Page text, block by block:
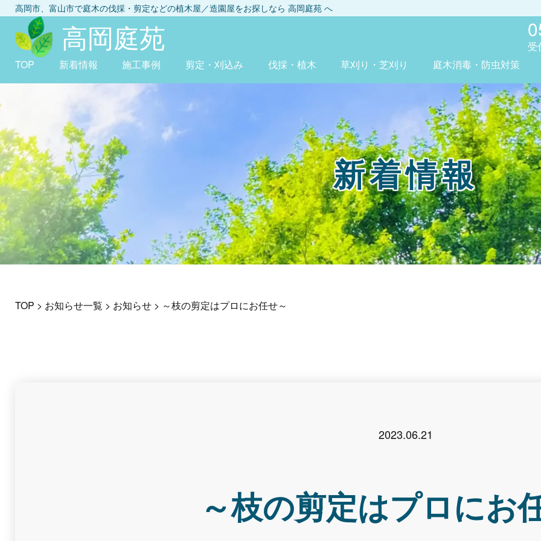
高岡市、富山市で庭木の伐採・剪定などの植木屋／造園屋をお探しなら 高岡庭苑 へ
高岡庭苑
受
TOP
新着情報 施工事例 剪定・刈込み 伐採・植木 草刈り・芝刈り 庭木消毒・防虫対策
新着情報
TOP > お知らせ一覧 > お知らせ > ～枝の剪定はプロにお任せ～
2023.06.21
～枝の剪定はプロにお